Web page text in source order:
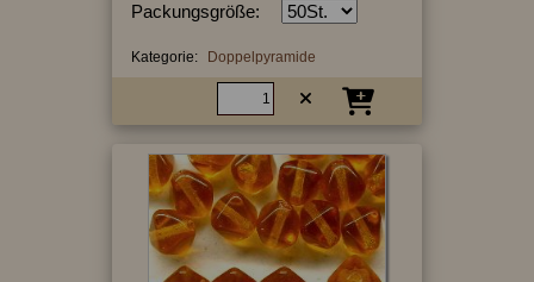
Packungsgröße:
Kategorie: Doppelpyramide